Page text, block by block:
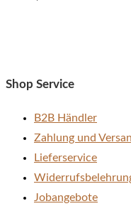
Shop Service
B2B Händler
Zahlung und
Lieferservice
Jobangebote